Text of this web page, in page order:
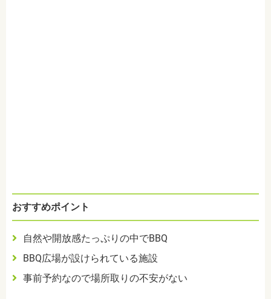
おすすめポイント
自然や開放感たっぷりの中でBBQ
BBQ広場が設けられている施設
事前予約なので場所取りの不安がない